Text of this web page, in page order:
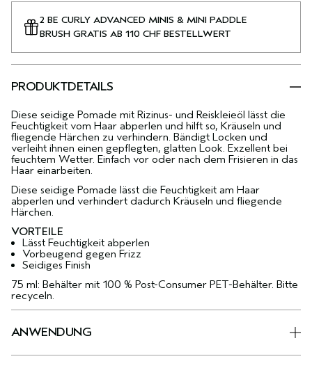
2 BE CURLY ADVANCED MINIS & MINI PADDLE
BRUSH GRATIS AB 110 CHF BESTELLWERT
PRODUKTDETAILS
Diese seidige Pomade mit Rizinus- und Reiskleieöl lässt die
Feuchtigkeit vom Haar abperlen und hilft so, Kräuseln und
fliegende Härchen zu verhindern. Bändigt Locken und
verleiht ihnen einen gepflegten, glatten Look. Exzellent bei
feuchtem Wetter. Einfach vor oder nach dem Frisieren in das
Haar einarbeiten.
Diese seidige Pomade lässt die Feuchtigkeit am Haar
abperlen und verhindert dadurch Kräuseln und fliegende
Härchen.
VORTEILE
Lässt Feuchtigkeit abperlen
Vorbeugend gegen Frizz
Seidiges Finish
75 ml: Behälter mit 100 % Post-Consumer PET-Behälter. Bitte
recyceln.
ANWENDUNG